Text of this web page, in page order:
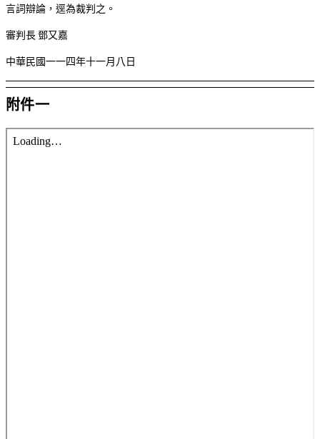
言詞辯論，逕為裁判之。
審判長 鄧又嘉
中華民國一一四年十一月八日
附件一